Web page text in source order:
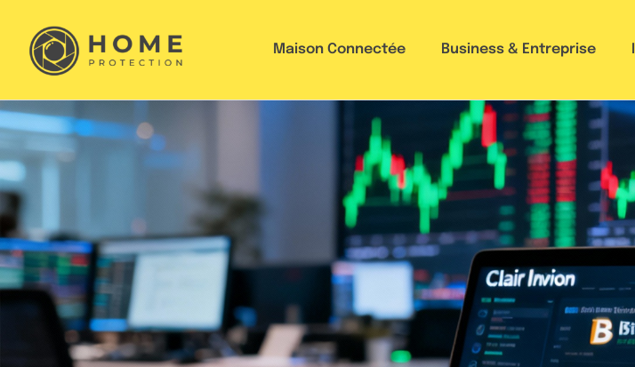
Maison Connectée Business & Entreprise